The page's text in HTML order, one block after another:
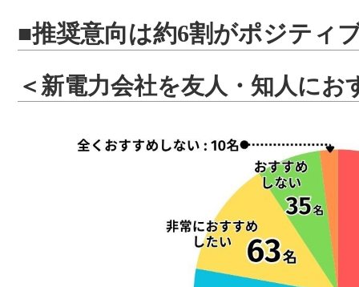
■推奨意向は約6割がポジティ
＜新電力会社を友人・知人に